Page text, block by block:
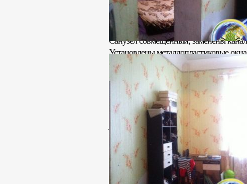
Продается 3 комнатная квартира в
Высокие потолки.
Общая площадь квартиры 60 кв. м.
Санузел совмещенный, заменены
Установлены металлопластиковые
Состояние квартиры жилое.
Есть возможность отдельного входа.
Стоимость: 793 000 грн. (30
Анна Юрьевна
+38(06153)44442